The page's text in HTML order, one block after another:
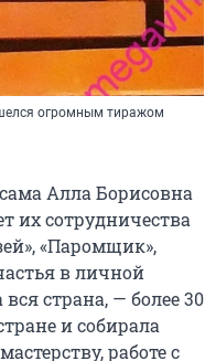
огромным тиражом
Алла Борисовна
их сотрудничества
«Паромщик»,
в личной
страна, — более 30
и собирала
работе с